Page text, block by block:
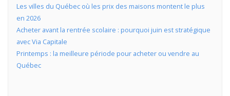
Les villes du Québec où les prix des maisons montent le plus
en 2026
Acheter avant la rentrée scolaire : pourquoi juin est stratégique
avec Via Capitale
Printemps : la meilleure période pour acheter ou vendre au
Québec